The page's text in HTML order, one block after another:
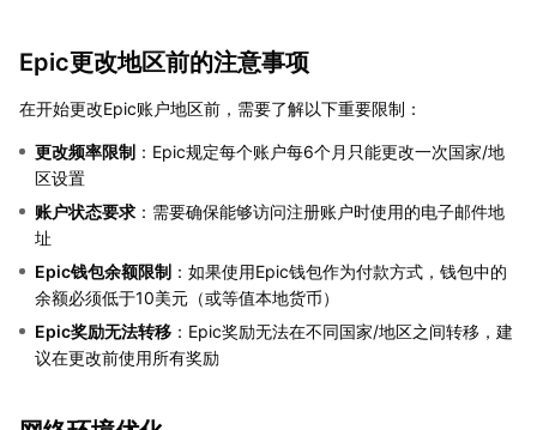
Epic更改地区前的注意事项
在开始更改Epic账户地区前，需要了解以下重要限制：
更改频率限制 ：Epic规定每个账户每6个月只能更改一次国家/地
区设置
账户状态要求 ：需要确保能够访问注册账户时使用的电子邮件地
址
Epic钱包余额限制 ：如果使用Epic钱包作为付款方式，钱包中的
余额必须低于10美元（或等值本地货币）
Epic奖励无法转移 ：Epic奖励无法在不同国家/地区之间转移，建
议在更改前使用所有奖励